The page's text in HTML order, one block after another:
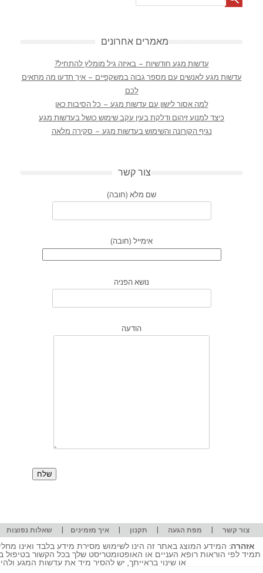
מאמרים אחרונים
עדשות מגע חודשיות – באיזה גיל מומלץ להתחיל?
עדשות מגע לאנשים עם מספר גבוה במשקפיים – איך תדעו מה מתאים
לכם
למה אסור לישון עם עדשות מגע – כל הסיבות כאן
כיצד למנוע זיהום ודלקת בעין עקב שימוש כושל בעדשות מגע
נגיף הקורונה והשימוש בעדשות מגע – סקירה מלאה
צור קשר
שם מלא (חובה)
אימייל (חובה)
נושא הפניה
הודעה
צור קשר | מפת הגעה | תקנון |איך מזמינים | שאלות נפוצות
אזהרה: המידע המוצג באתר זה הינו לשימוש מסירת מידע בלבד ואינו
תמיד לפי הוראות רופא העניים או האופטומטריסט שלך בכל הקשור
או שינוי בראייתך, יש להסיר מיד את עדשות המגע